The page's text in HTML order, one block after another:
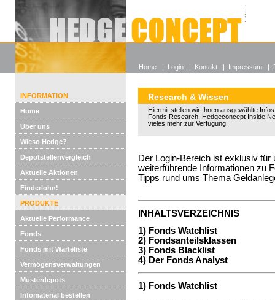
Alle
Wieso
INFORMATION
Home
Über uns
Wieso Hedge?
Depotstellenvergleich
Aktuelle Aktionen
Finderlohn!
PRODUKTE
Aktuelle Performance
Fonds
Fonds mit Warteliste
Vermögensverwaltungen
Musterdepots
Infomaterial bestellen
Research & Wissen
Hiermit stellen wir Ihnen ausgewählte
Fonds Research, Hedgeconcept Inside
vieles mehr zur Verfügung.
Der Login-Bereich ist exklusiv für
weiterführende Informationen zu
Tipps rund ums Thema
INHALTSVERZEICHNIS
1) Fonds Watchlist
2) Fondsanteilsklassen
3) Fonds Blacklist
4) Der Fonds Analyst
1) Fonds Watchlist
Home | Login | Kontakt | Impressum |